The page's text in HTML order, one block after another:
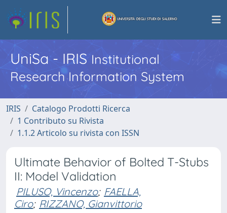
UniSa - IRISInstitutional
Research Information System
IRIS
Catalogo Prodotti Ricerca
1 Contributo su Rivista
1.1.2 Articolo su rivista con ISSN
Ultimate Behavior of Bolted T-Stubs
II: Model Validation
PILUSO, Vincenzo; FAELLA,
Ciro; RIZZANO, Gianvittorio